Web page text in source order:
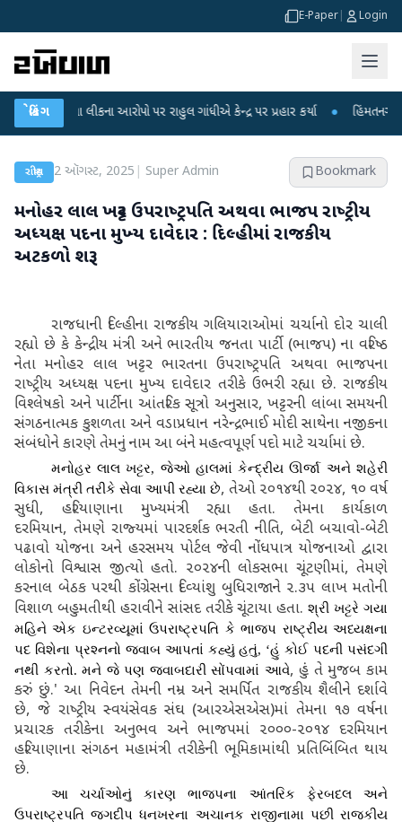
E-Paper Login
બ્રેકિંગ
લીકના આરોપો પર રાહુલ ગાંધીએ કેન્દ્ર પર પ્રહાર કર્યા ● હિંમતનગરમાં
રાષ્ટ્રીય 2 ઑગસ્ટ, 2025 Super Admin Bookmark
મનોહર લાલ ખટ્ટર ઉપરાષ્‍ટ્રપતિ અથવા ભાજપ રાષ્‍ટ્રીય
અધ્‍યક્ષ પદના મુખ્‍ય દાવેદાર : દિલ્‍હીમાં રાજકીય
અટકળો શરૂ
રાજધાની દિલ્‍હીના રાજકીય ગલિયારાઓમાં ચર્ચાનો દોર ચાલી
રહ્યો છે કે કેન્‍દ્રીય મંત્રી અને ભારતીય જનતા પાર્ટી (ભાજપ) ના વરિષ્ઠ
નેતા મનોહર લાલ ખટ્ટર ભારતના ઉપરાષ્‍ટ્રપતિ અથવા ભાજપના
રાષ્‍ટ્રીય અધ્‍યક્ષ પદના મુખ્‍ય દાવેદાર તરીકે ઉભરી રહ્યા છે. રાજકીય
વિશ્‍લેષકો અને પાર્ટીના આંતરિક સૂત્રો અનુસાર, ખટ્ટરની લાંબા સમયની
સંગઠનાત્‍મક કુશળતા અને વડાપ્રધાન નરેન્‍દ્રભાઈ મોદી સાથેના નજીકના
સંબંધોને કારણે તેમનું નામ આ બંને મહત્‍વપૂર્ણ પદો માટે ચર્ચામાં છે.
મનોહર લાલ ખટ્ટર, જેઓ હાલમાં કેન્‍દ્રીય ઊર્જા અને શહેરી
વિકાસ મંત્રી તરીકે સેવા આપી રહ્યા છે, તેઓ ૨૦૧૪થી ૨૦૨૪, ૧૦ વર્ષ
સુધી, હરિયાણાના મુખ્‍યમંત્રી રહ્યા હતા. તેમના કાર્યકાળ
દરમિયાન, તેમણે રાજ્‍યમાં પારદર્શક ભરતી નીતિ, બેટી બચાવો-બેટી
પઢાવો યોજના અને હરસમય પોર્ટલ જેવી નોંધપાત્ર યોજનાઓ દ્વારા
લોકોનો વિશ્વાસ જીત્‍યો હતો. ૨૦૨૪ની લોકસભા ચૂંટણીમાં, તેમણે
કરનાલ બેઠક પરથી કોંગ્રેસના દિવ્‍યાંશુ બુધિરાજાને ૨.૩૫ લાખ મતોની
વિશાળ બહુમતીથી હરાવીને સાંસદ તરીકે ચૂંટાયા હતા.શ્રી ખટ્ટરે ગયા
મહિને એક ઇન્‍ટરવ્‍યૂમાં ઉપરાષ્‍ટ્રપતિ કે ભાજપ રાષ્‍ટ્રીય અધ્‍યક્ષના
પદ વિશેના પ્રશ્‍નનો જવાબ આપતાં કહ્યું હતું, ‘હું કોઈ પદની પસંદગી
નથી કરતો. મને જે પણ જવાબદારી સોંપવામાં આવે, હું તે મુજબ કામ
કરું છું.' આ નિવેદન તેમની નમ્ર અને સમર્પિત રાજકીય શૈલીને દર્શાવે
છે, જે રાષ્‍ટ્રીય સ્‍વયંસેવક સંઘ (આરએસએસ)માં તેમના ૧૭ વર્ષના
પ્રચારક તરીકેના અનુભવ અને ભાજપમાં ૨૦૦૦-૨૦૧૪ દરમિયાન
હરિયાણાના સંગઠન મહામંત્રી તરીકેની ભૂમિકામાંથી પ્રતિબિંબિત થાય
છે.
આ ચર્ચાઓનું કારણ ભાજપના આંતરિક ફેરબદલ અને
ઉપરાષ્‍ટ્રપતિ જગદીપ ધનખરના અચાનક રાજીનામા પછી રાજકીય